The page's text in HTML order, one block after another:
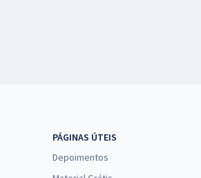
PÁGINAS ÚTEIS
Depoimentos